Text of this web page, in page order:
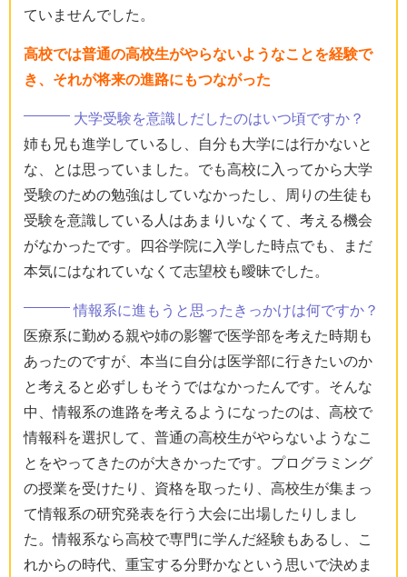
ていませんでした。
高校では普通の高校生がやらないようなことを経験で
き、それが将来の進路にもつながった
大学受験を意識しだしたのはいつ頃ですか？
姉も兄も進学しているし、自分も大学には行かないと
な、とは思っていました。でも高校に入ってから大学
受験のための勉強はしていなかったし、周りの生徒も
受験を意識している人はあまりいなくて、考える機会
がなかったです。四谷学院に入学した時点でも、まだ
本気にはなれていなくて志望校も曖昧でした。
情報系に進もうと思ったきっかけは何ですか？
医療系に勤める親や姉の影響で医学部を考えた時期も
あったのですが、本当に自分は医学部に行きたいのか
と考えると必ずしもそうではなかったんです。そんな
中、情報系の進路を考えるようになったのは、高校で
情報科を選択して、普通の高校生がやらないようなこ
とをやってきたのが大きかったです。プログラミング
の授業を受けたり、資格を取ったり、高校生が集まっ
て情報系の研究発表を行う大会に出場したりしまし
た。情報系なら高校で専門に学んだ経験もあるし、こ
れからの時代、重宝する分野かなという思いで決めま